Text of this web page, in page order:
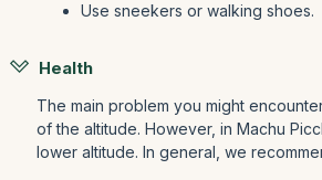
Use sneekers or walking shoes.
Health
The main problem you might
of the altitude. However, in Machu
lower altitude. In general, we